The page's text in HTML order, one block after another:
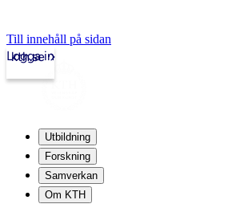
Till innehåll på sidan
kth.se
Logga in
Utbildning
Forskning
Samverkan
Om KTH